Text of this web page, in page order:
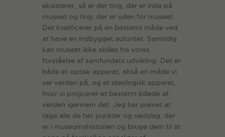
eksisterer, så er der ting, der er inde på
museet og ting, der er uden for museet.
Det kvalificerer på en bestemt måde ved
at have en indbygget autoritet. Samtidig
kan museet ikke skilles fra vores
forståelse af samfundets udvikling. Det er
både et optisk apparat, altså en måde vi
ser verden på, og et ideologisk apparat,
hvor vi projicerer et bestemt billede af
verden igennem det. Jeg har prøvet at
tage alle de her punkter og nedslag, der
er i museumshistorien og bruge dem til at